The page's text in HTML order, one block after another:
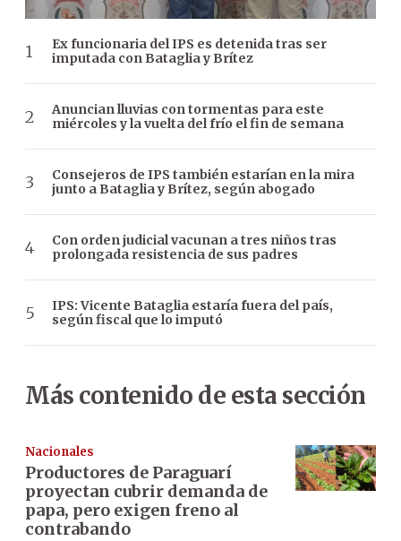
Ex funcionaria del IPS es detenida tras ser
imputada con Bataglia y Brítez
Anuncian lluvias con tormentas para este
miércoles y la vuelta del frío el fin de semana
Consejeros de IPS también estarían en la mira
junto a Bataglia y Brítez, según abogado
Con orden judicial vacunan a tres niños tras
prolongada resistencia de sus padres
IPS: Vicente Bataglia estaría fuera del país,
según fiscal que lo imputó
Más contenido de esta sección
Nacionales
Productores de Paraguarí
proyectan cubrir demanda de
papa, pero exigen freno al
contrabando